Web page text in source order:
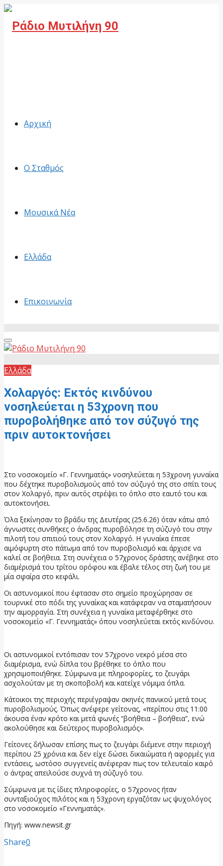
Αρχική
Ο Σταθμός
Μουσικά Νέα
Ελλάδα
Επικοινωνία
Primary
Menu
Ελλάδα
Χολαργός: Εκτός κινδύνου
νοσηλεύεται η 53χρονη που
πυροβολήθηκε από τον σύζυγό της
πριν αυτοκτονήσει
Στο νοσοκομείο «Γ. Γεννηματάς» νοσηλεύεται η 53χρονη γυναίκα
που δέχτηκε πυροβολισμούς από τον σύζυγό της στο σπίτι τους
στον Χολαργό, πριν αυτός στρέψει το όπλο στο εαυτό του και
αυτοκτονήσει.
Όλα ξεκίνησαν το βράδυ της Δευτέρας (25.6.26) όταν κάτω από
άγνωστες συνθήκες ο άνδρας πυροβόλησε τη σύζυγό του στην
πιλοτή του σπιτιού τους στον Χολαργό. Η γυναίκα έπεσε
αιμόφυρτη στο πάτωμα από τον πυροβολισμό και άρχισε να
καλεί σε βοήθεια. Στη συνέχεια ο 57χρονος δράστης ανέβηκε στο
διαμέρισμά του τρίτου ορόφου και έβαλε τέλος στη ζωή του με
μία σφαίρα στο κεφάλι.
Οι αστυνομικοί που έφτασαν στο σημείο προχώρησαν σε
τουρνικέ στο πόδι της γυναίκας και κατάφεραν να σταματήσουν
την αιμορραγία. Στη συνέχεια η γυναίκα μεταφέρθηκε στο
νοσοκομείο «Γ. Γεννηματάς» όπου νοσηλεύεται εκτός κινδύνου.
Οι αστυνομικοί εντόπισαν τον 57χρονο νεκρό μέσα στο
διαμέρισμα, ενώ δίπλα του βρέθηκε το όπλο που
χρησιμοποιήθηκε. Σύμφωνα με πληροφορίες, το ζευγάρι
ασχολούταν με τη σκοποβολή και κατείχε νόμιμα όπλα.
Κάτοικοι της περιοχής περιέγραψαν σκηνές πανικού μετά τους
πυροβολισμούς. Όπως ανέφερε γείτονας, «περίπου στις 11:00
άκουσα έναν κρότο και μετά φωνές “βοήθεια – βοήθεια”, ενώ
ακολούθησε και δεύτερος πυροβολισμός».
Γείτονες δήλωσαν επίσης πως το ζευγάρι διέμενε στην περιοχή
περίπου 25 χρόνια και δεν είχε δώσει δικαιώματα ή αφορμές για
εντάσεις, ωστόσο συγγενείς ανέφεραν πως τον τελευταίο καιρό
ο άντρας απειλούσε συχνά τη σύζυγό του.
Σύμφωνα με τις ίδιες πληροφορίες, ο 57χρονος ήταν
συνταξιούχος πιλότος και η 53χρονη εργαζόταν ως ψυχολόγος
στο νοσοκομείο «Γεννηματάς».
Πηγή: www.newsit.gr
Share0